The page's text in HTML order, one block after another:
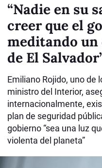
“Nadie en su
creer que el
meditando un
de El
Emiliano Rojido, uno de
ministro del Interior,
internacionalmente,
plan de seguridad
gobierno “sea una luz
violenta del planeta”